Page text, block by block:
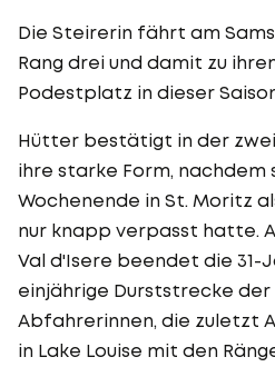
Die Steirerin fährt am
Rang drei und damit zu
Podestplatz in dieser
Hütter bestätigt in der
ihre starke Form, nachdem
Wochenende in St. Moritz
nur knapp verpasst hatte.
Val d'Isere beendet die 31-
einjährige Durststrecke
Abfahrerinnen, die zuletzt
in Lake Louise mit den